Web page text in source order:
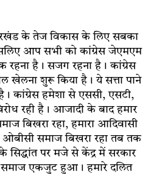
के तेज विकास के लिए सबका
आप सभी को कांग्रेस जेएमएम
रहना है। सजग रहना है। कांग्रेस
खेलना शुरू किया है। ये सत्ता पाने
कांग्रेस हमेशा से एससी, एसटी,
रही है। आजादी के बाद हमार
बिखरा रहा, हमारा आदिवासी
ओबीसी समाज बिखरा रहा तब तक
सिद्धांत पर मजे से केंद्र में सरकार
समाज एकजुट हुआ। हमारे दलित